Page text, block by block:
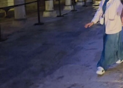
Gurme
İlçe Haberleri